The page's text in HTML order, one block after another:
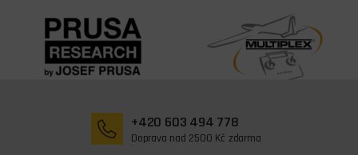
+420 603 494 778
Doprava nad 2500 Kč zdarma